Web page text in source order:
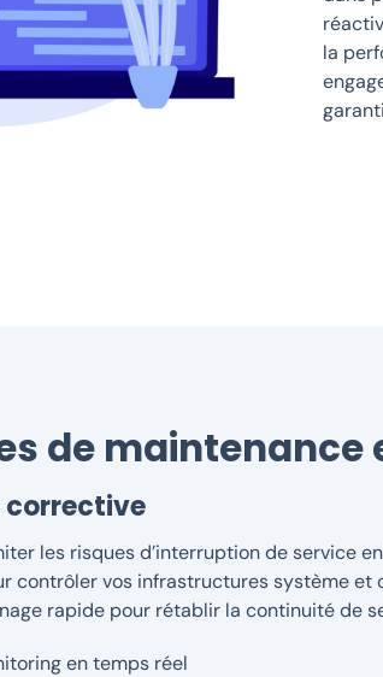
la
de
corrective
les risques d’interruption de service
contrôler vos infrastructures système
rapide pour rétablir la continuité de
en temps réel